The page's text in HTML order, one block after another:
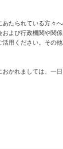
たられている方々
よび行政機関や関
用ください。その
かれましては、一